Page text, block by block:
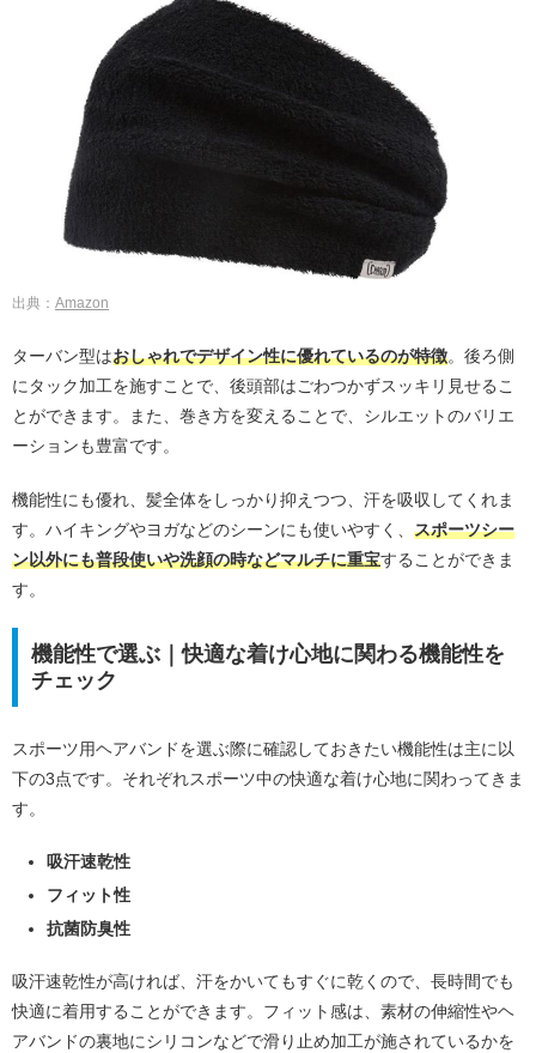
出典： Amazon
ターバン型はおしゃれでデザイン性に優れているのが特徴。後ろ側
にタック加工を施すことで、後頭部はごわつかずスッキリ見せるこ
とができます。また、巻き方を変えることで、シルエットのバリエ
ーションも豊富です。
機能性にも優れ、髪全体をしっかり抑えつつ、汗を吸収してくれま
す。ハイキングやヨガなどのシーンにも使いやすく、 スポーツシー
ン以外にも普段使いや洗顔の時などマルチに重宝することができま
す。
機能性で選ぶ｜快適な着け心地に関わる機能性を
チェック
スポーツ用ヘアバンドを選ぶ際に確認しておきたい機能性は主に以
下の3点です。それぞれスポーツ中の快適な着け心地に関わってきま
す。
吸汗速乾性
フィット性
抗菌防臭性
吸汗速乾性が高ければ、汗をかいてもすぐに乾くので、長時間でも
快適に着用することができます。フィット感は、素材の伸縮性やヘ
アバンドの裏地にシリコンなどで滑り止め加工が施されているかを